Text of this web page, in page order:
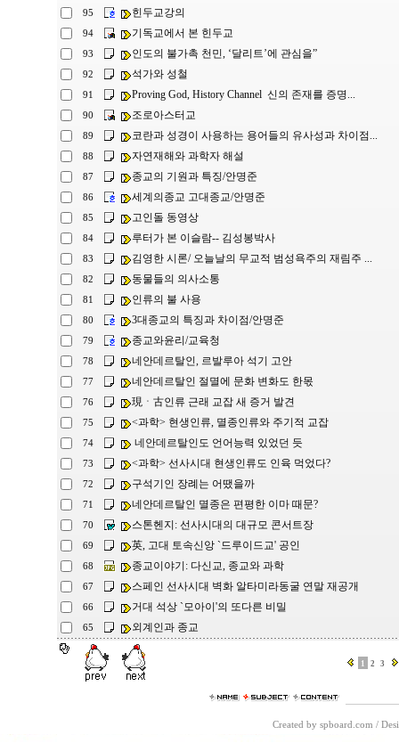
95 힌두교강의
94 기독교에서 본 힌두교
93 인도의 불가촉 천민, ‘달리트’에 관심을”
92 석가와 성철
91 Proving God, History Channel 신의 존재를 증명...
90 조로아스터교
89 코란과 성경이 사용하는 용어들의 유사성과 차이점...
88 자연재해와 과학자 해설
87 종교의 기원과 특징/안명준
86 세계의종교 고대종교/안명준
85 고인돌 동영상
84 루터가 본 이슬람-- 김성봉박사
83 김영한 시론/ 오늘날의 무교적 범성욕주의 재림주 ...
82 동물들의 의사소통
81 인류의 불 사용
80 3대종교의 특징과 차이점/안명준
79 종교와윤리/교육청
78 네안데르탈인, 르발루아 석기 고안
77 네안데르탈인 절멸에 문화 변화도 한몫
76 現ㆍ古인류 근래 교잡 새 증거 발견
75 <과학> 현생인류, 멸종인류와 주기적 교잡
74 네안데르탈인도 언어능력 있었던 듯
73 <과학> 선사시대 현생인류도 인육 먹었다?
72 구석기인 장례는 어땠을까
71 네안데르탈인 멸종은 편평한 이마 때문?
70 스톤헨지: 선사시대의 대규모 콘서트장
69 英, 고대 토속신앙 `드루이드교' 공인
68 종교이야기: 다신교, 종교와 과학
67 스페인 선사시대 벽화 알타미라동굴 연말 재공개
66 거대 석상 `모아이'의 또다른 비밀
65 외계인과 종교
1 2 3
Created by spboard.com /